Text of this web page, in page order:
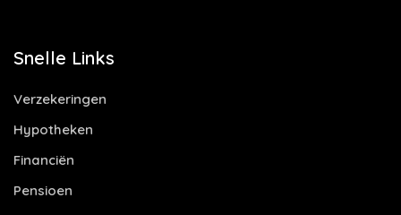
Snelle Links
Verzekeringen
Hypotheken
Financiën
Pensioen